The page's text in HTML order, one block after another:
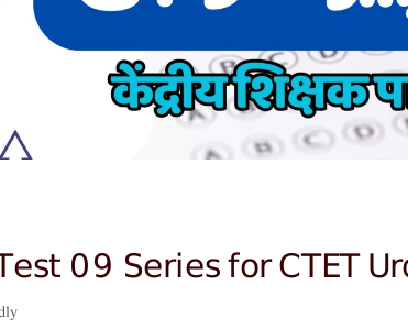
09 Series for CTET